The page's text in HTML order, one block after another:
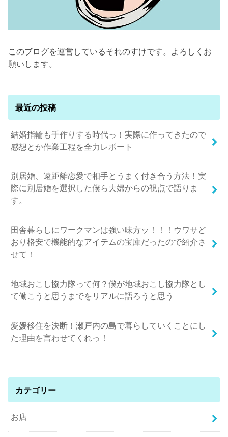
このブログを運営しているそれのすけです。よろしくお
願いします。
最近の投稿
結婚指輪も手作りする時代っ！実際に作ってきたので
感想とか作業工程を全力レポート
別居婚、遠距離恋愛で相手とうまく付き合う方法！実
際に別居婚を選択した僕ら夫婦からの視点で語りま
す。
田舎暮らしにワークマンは強い味方ッ！！！ウワサど
おり格安で機能的なアイテムの宝庫だったので紹介さ
せて！
地域おこし協力隊って何？僕が地域おこし協力隊とし
て働こうと思うまでをリアルに語ろうと思う
愛媛移住を決断！瀬戸内の島で暮らしていくことにし
た理由を言わせてくれっ！
カテゴリー
お店